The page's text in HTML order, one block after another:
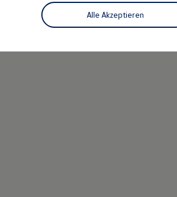
Alle Akzeptieren